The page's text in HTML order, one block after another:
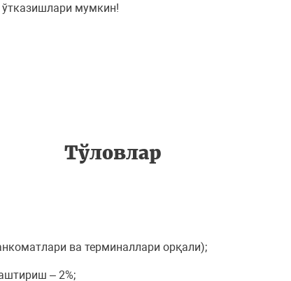
ўтказишлари мумкин!
Тўловлар
ва терминаллари орқали);
– 2%;